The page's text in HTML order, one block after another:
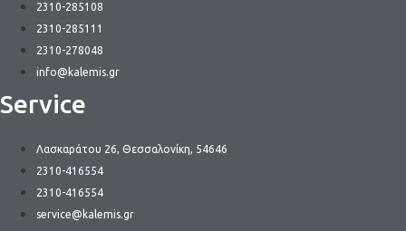
2310-285108
2310-285111
2310-278048
info@kalemis.gr
Service
Λασκαράτου 26, Θεσσαλονίκη, 54646
2310-416554
2310-416554
service@kalemis.gr